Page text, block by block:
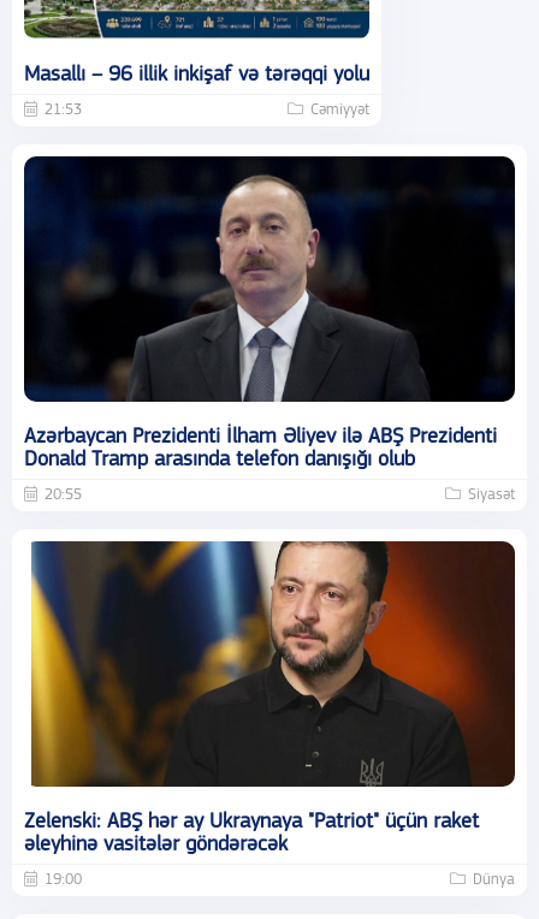
Masallı – 96 illik inkişaf və tərəqqi yolu
21:53 Cəmiyyət
Azərbaycan Prezidenti İlham Əliyev ilə ABŞ Prezidenti
Donald Tramp arasında telefon danışığı olub
20:55 Siyasət
Zelenski: ABŞ hər ay Ukraynaya "Patriot" üçün raket
əleyhinə vasitələr göndərəcək
19:00 Dünya